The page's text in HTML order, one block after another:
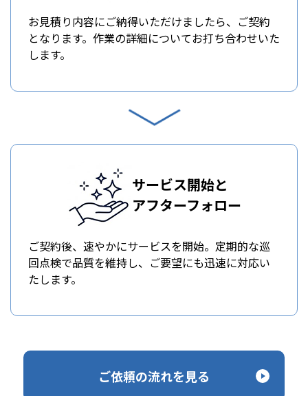
お見積り内容にご納得いただけましたら、ご契約
となります。作業の詳細についてお打ち合わせいた
します。
サービス開始と
アフターフォロー
ご契約後、速やかにサービスを開始。定期的な巡
回点検で品質を維持し、ご要望にも迅速に対応い
たします。
ご依頼の流れを見る